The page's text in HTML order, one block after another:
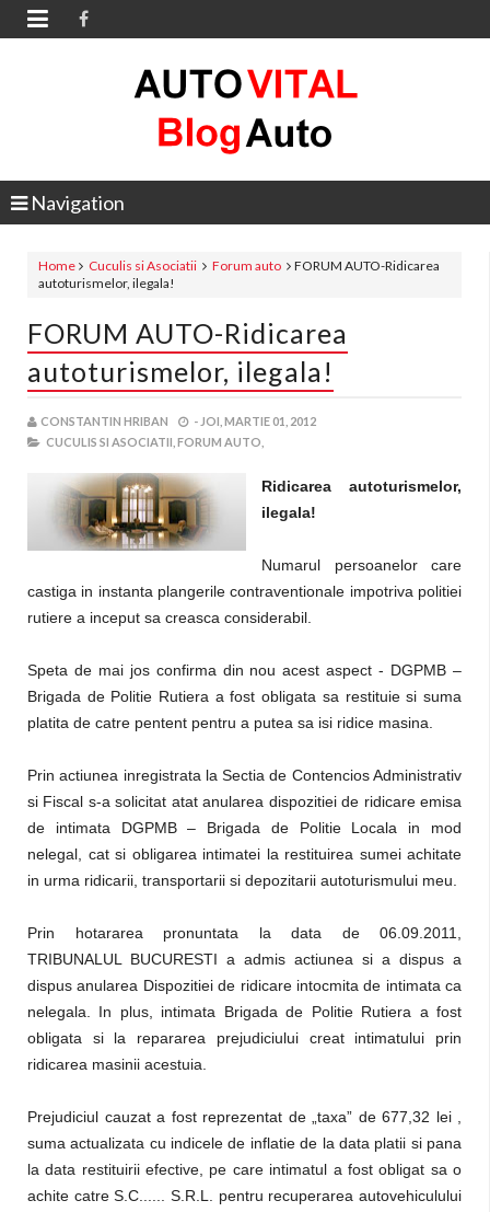

Navigation
Home Cuculis si Asociatii Forum auto
FORUM AUTO-Ridicarea
autoturismelor, ilegala!
FORUM AUTO-Ridicarea
autoturismelor, ilegala!
CONSTANTIN HRIBAN - JOI, MARTIE 01, 2012
CUCULIS SI ASOCIATII, FORUM AUTO,
Ridicarea autoturismelor,
ilegala!
Numarul persoanelor care
castiga in instanta plangerile contraventionale impotriva politiei
rutiere a inceput sa creasca considerabil.
Speta de mai jos confirma din nou acest aspect - DGPMB –
Brigada de Politie Rutiera a fost obligata sa restituie si suma
platita de catre pentent pentru a putea sa isi ridice masina.
Prin actiunea inregistrata la Sectia de Contencios Administrativ
si Fiscal s-a solicitat atat anularea dispozitiei de ridicare emisa
de intimata DGPMB – Brigada de Politie Locala in mod
nelegal, cat si obligarea intimatei la restituirea sumei achitate
in urma ridicarii, transportarii si depozitarii autoturismului meu.
Prin hotararea pronuntata la data de 06.09.2011,
TRIBUNALUL BUCURESTI a admis actiunea si a dispus a
dispus anularea Dispozitiei de ridicare intocmita de intimata ca
nelegala. In plus, intimata Brigada de Politie Rutiera a fost
obligata si la repararea prejudiciului creat intimatului prin
ridicarea masinii acestuia.
Prejudiciul cauzat a fost reprezentat de „taxa” de 677,32 lei ,
suma actualizata cu indicele de inflatie de la data platii si pana
la data restituirii efective, pe care intimatul a fost obligat sa o
achite catre S.C...... S.R.L. pentru recuperarea autovehiculului